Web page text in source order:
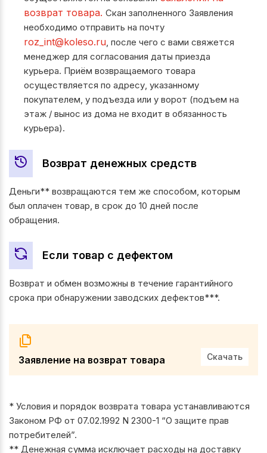
возврат товара. Скан заполненного Заявления
необходимо отправить на почту
roz_int@koleso.ru, после чего с вами свяжется
менеджер для согласования даты приезда
курьера. Приём возвращаемого товара
осуществляется по адресу, указанному
покупателем, у подъезда или у ворот (подъем на
этаж / вынос из дома не входит в обязанность
курьера).
Возврат денежных средств
Деньги** возвращаются тем же способом, которым
был оплачен товар, в срок до 10 дней после
обращения.
Если товар с дефектом
Возврат и обмен возможны в течение гарантийного
срока при обнаружении заводских дефектов***.
Заявление на возврат товара Скачать
* Условия и порядок возврата товара устанавливаются
Законом РФ от 07.02.1992 N 2300-1 “О защите прав
потребителей”.
** Денежная сумма исключает расходы на доставку